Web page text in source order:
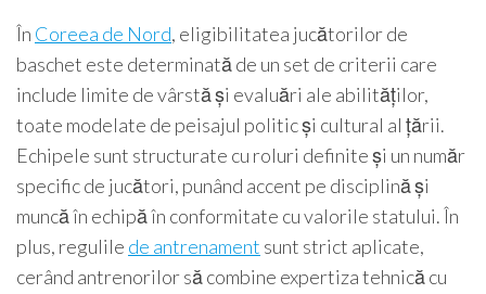
În Coreea de Nord, eligibilitatea jucătorilor de
baschet este determinată de un set de criterii care
include limite de vârstă și evaluări ale abilităților,
toate modelate de peisajul politic și cultural al țării.
Echipele sunt structurate cu roluri definite și un număr
specific de jucători, punând accent pe disciplină și
muncă în echipă în conformitate cu valorile statului. În
plus, regulile de antrenament sunt strict aplicate,
cerând antrenorilor să combine expertiza tehnică cu